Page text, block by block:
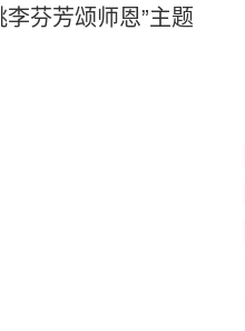
芬芳颂师恩”主题